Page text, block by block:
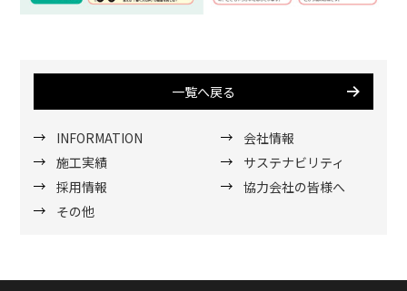
一覧へ戻る
INFORMATION
会社情報
施工実績
サステナビリティ
採用情報
協力会社の皆様へ
その他